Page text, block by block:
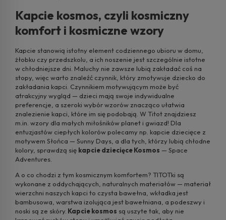
Kapcie kosmos, czyli kosmiczny
komfort i kosmiczne wzory
Kapcie stanowią istotny element codziennego ubioru w domu,
żłobku czy przedszkolu, a ich noszenie jest szczególnie istotne
w chłodniejsze dni. Maluchy nie zawsze lubią zakładać coś na
stopy, więc warto znaleźć czynnik, który zmotywuje dziecko do
zakładania kapci. Czynnikiem motywującym może być
atrakcyjny wygląd — dzieci mają swoje indywidualne
preferencje, a szeroki wybór wzorów znacząco ułatwia
znalezienie kapci, które im się podobają. W Titot znajdziesz
m.in. wzory dla małych miłośników planet i gwiazd! Dla
entuzjastów ciepłych kolorów polecamy np. kapcie dziecięce z
motywem Słońca — Sunny Days, a dla tych, którzy lubią chłodne
kolory, sprawdzą się kapcie dziecięce Kosmos — Space
Adventures.
A o co chodzi z tym kosmicznym komfortem? TITOTki są
wykonane z oddychających, naturalnych materiałów — materiał
wierzchni naszych kapci to czysta bawełna, wkładka jest
bambusowa, warstwa izolująca jest bawełniana, a podeszwy i
noski są ze skóry. Kapcie kosmos są uszyte tak, aby nie